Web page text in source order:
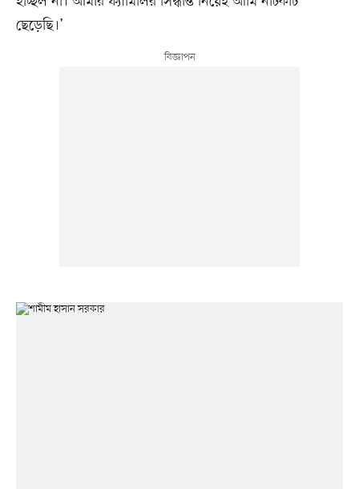
ছেড়েছি।’